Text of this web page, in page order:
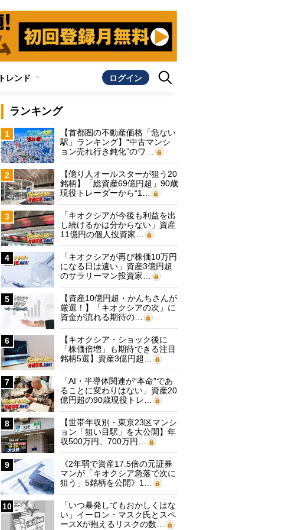
トレンド ログイン
ランキング
1
【首都圏の不動産価格「危ない
駅」ランキング】“中古マンシ
ョン売れ行き鈍化”のワ…
2
【億り人オールスターが狙う20
銘柄】「総資産69億円超」90歳
現役トレーダーから“1…
3
「キオクシアが今後も利益を出
し続けるかは分からない」資産
11億円の個人投資家…
4
「キオクシアが再び株価10万円
になる日は遠い」資産3億円超
のサラリーマン投資家…
5
【資産10億円超・かんちさんが
厳選！】「キオクシアの次」に
資金が流れる期待の…
6
【キオクシア・ショック後に
「株価倍増」も期待できる注目
銘柄5選】資産3億円超…
7
「AI・半導体関連が“本命”であ
ることに変わりはない」資産20
億円超の90歳現役トレ…
8
【世帯年収別・東京23区マンシ
ョン「狙い目駅」を大公開】年
収500万円、700万円…
9
《2年弱で資産17.5倍の元証券
マンが「キオクシア急落で次に
狙う」5銘柄を公開》1…
10
「いつ暴発してもおかしくはな
い」イーロン・マスク氏とスペ
ースXが抱えるリスクの数…